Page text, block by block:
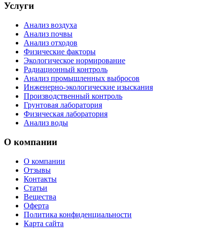
Услуги
Анализ воздуха
Анализ почвы
Анализ отходов
Физические факторы
Экологическое нормирование
Радиационный контроль
Анализ промышленных выбросов
Инженерно-экологические изыскания
Производственный контроль
Грунтовая лаборатория
Физическая лаборатория
Анализ воды
О компании
О компании
Отзывы
Контакты
Статьи
Вещества
Оферта
Политика конфиденциальности
Карта сайта